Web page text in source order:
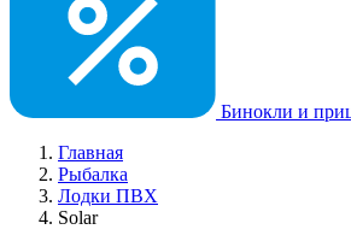
Бинокли и
Главная
Рыбалка
Лодки ПВХ
Solar